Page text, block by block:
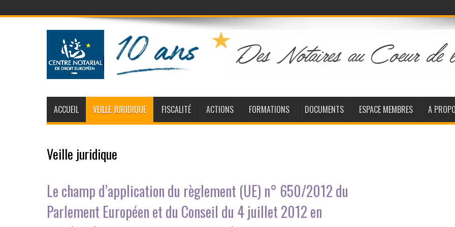
ACCUEIL VEILLE JURIDIQUE FISCALITÉ ACTIONS FORMATIONS DOCUMENTS ESPACE MEMBRES A
Veille juridique
Le champ d’application du règlement (UE) n° 650/2012 du
Parlement Européen et du Conseil du 4 juillet 2012 en